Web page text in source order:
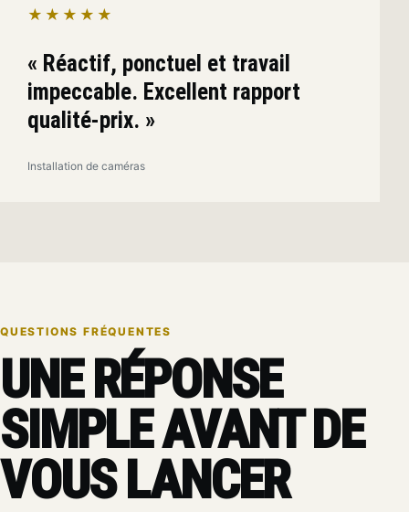
★★★★★
« Réactif, ponctuel et travail
impeccable. Excellent rapport
qualité-prix. »
Installation de caméras
QUESTIONS FRÉQUENTES
UNE RÉPONSE
SIMPLE AVANT DE
VOUS LANCER